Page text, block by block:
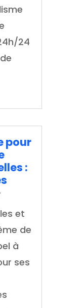
24
pour
:
et
de
à
ses